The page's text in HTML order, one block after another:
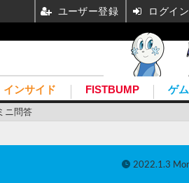
ニ問答
インサイド FISTBUMP ゲ
2022.1.3
ユーザー登録 ログイン